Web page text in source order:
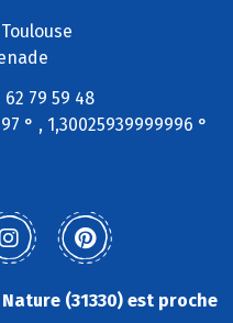
79 59 48
° , 1,30025939999996 °
(31330) est proche